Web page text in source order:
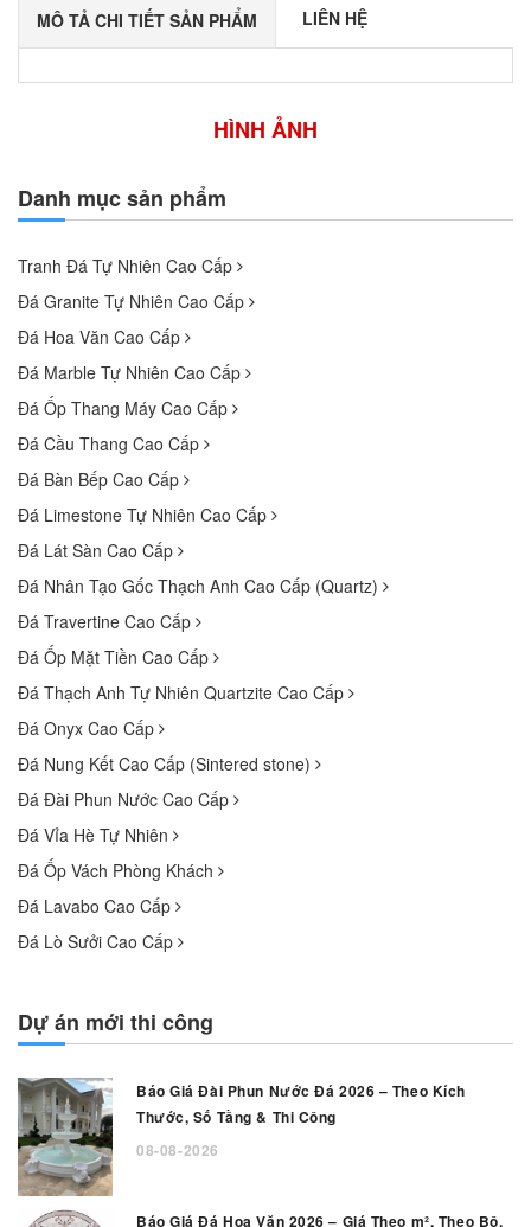
Danh mục sản phẩm
Tranh Đá Tự Nhiên Cao Cấp
Đá Granite Tự Nhiên Cao Cấp
Đá Hoa Văn Cao Cấp
Đá Marble Tự Nhiên Cao Cấp
Đá Ốp Thang Máy Cao Cấp
Đá Cầu Thang Cao Cấp
Đá Bàn Bếp Cao Cấp
Đá Limestone Tự Nhiên Cao Cấp
Đá Lát Sàn Cao Cấp
Đá Nhân Tạo Gốc Thạch Anh Cao Cấp (Quartz)
Đá Travertine Cao Cấp
Đá Ốp Mặt Tiền Cao Cấp
Đá Thạch Anh Tự Nhiên Quartzite Cao Cấp
Đá Onyx Cao Cấp
Đá Nung Kết Cao Cấp (Sintered stone)
Đá Đài Phun Nước Cao Cấp
Đá Vỉa Hè Tự Nhiên
Đá Ốp Vách Phòng Khách
Đá Lavabo Cao Cấp
Đá Lò Sưởi Cao Cấp
Dự án mới thi công
Báo Giá Đài Phun Nước Đá 2026 – Theo Kích
Thước, Số Tầng & Thi Công
08-08-2026
Báo Giá Đá Hoa Văn 2026 – Giá Theo m², Theo Bộ,
MÔ TẢ CHI TIẾT SẢN PHẨM LIÊN HỆ
HÌNH ẢNH